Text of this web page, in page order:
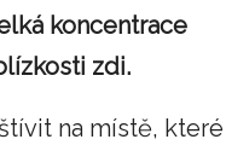
koncentrace
zdi.
na místě, které